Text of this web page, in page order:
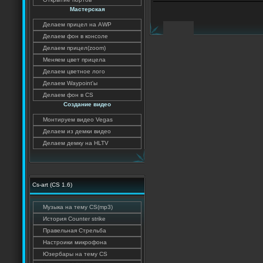
Мастерская
Делаем прицел на AWP
Делаем фон в консоле
Делаем прицел(zoom)
Меняем цвет прицела
Делаем цветное лого
Делаем Waypoint'ы
Делаем фон в CS
Создание видео
Монтируем видео Vegas
Делаем из демки видео
Делаем демку на HLTV
Cs-art (CS 1.6)
Музыка на тему CS(mp3)
История Counter strike
Правельная Стрельба
Настроики микрофона
Юзербары на тему CS